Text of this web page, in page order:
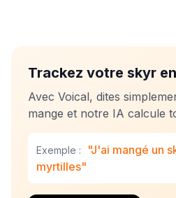
Trackez votre skyr
Avec Voical, dites
mange et notre IA calcule
Exemple :
"J'ai mangé un
myrtilles"